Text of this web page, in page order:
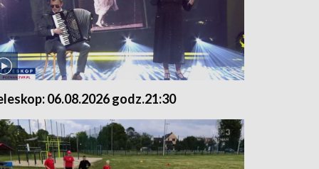
06.08.2026 godz.21:30